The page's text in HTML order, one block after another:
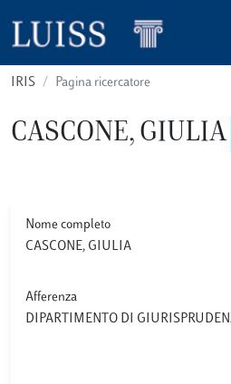
IRIS Pagina ricercatore
CASCONE, GIULIA
Nome completo
CASCONE, GIULIA
Afferenza
DIPARTIMENTO DI